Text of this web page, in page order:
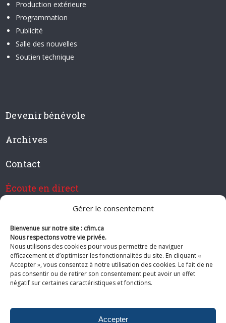
Gérer le consentement
Bienvenue sur notre site : cfim.ca
Nous respectons votre vie privée.
Nous utilisons des cookies pour vous permettre de naviguer
efficacement et d’optimiser les fonctionnalités du site. En cliquant «
Accepter », vous consentez à notre utilisation des cookies. Le fait de ne
pas consentir ou de retirer son consentement peut avoir un effet
négatif sur certaines caractéristiques et fonctions.
Accepter
Production extérieure
Programmation
Publicité
Salle des nouvelles
Soutien technique
Devenir bénévole
Archives
Contact
Écoute en direct
Devenir membre de CFIM
Suivez-nous